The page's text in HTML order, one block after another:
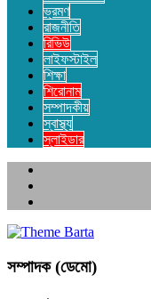
ভ্রমণ
রাজনীতি
রিভিউ
লাইফস্টাইল
শিক্ষা
শিরোনাম
সম্পাদকীয়
স্বাস্থ্য
স্লাইডার
সম্পাদক (ডেমো)